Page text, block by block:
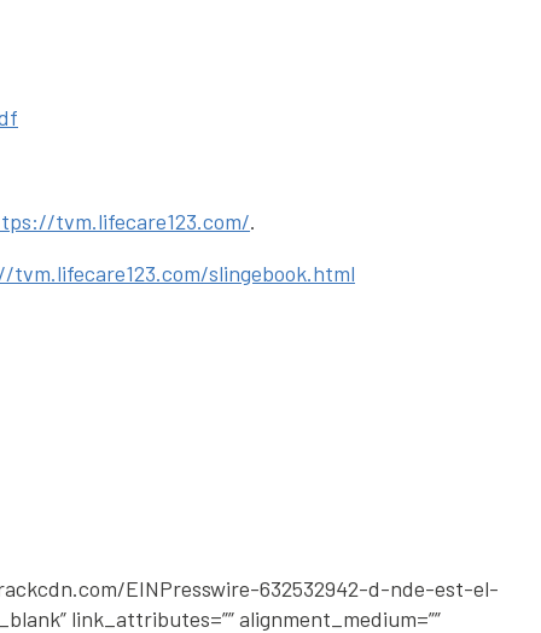
tvm.lifecare123.com/.
slingebook.html
EINPresswire-632532942-d-nde-est-el-
link_attributes=”” alignment_medium=””